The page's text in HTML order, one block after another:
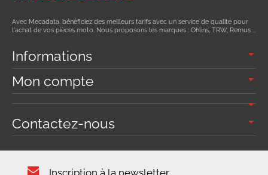
Avec Mecadata, bénéficiez des meilleurs tarifs avec un service de qualité pour
l'achat de vos pièces moto. Nous proposons les marques : Ohlins, TRW, Remus ...
Informations
Mon compte
Contactez-nous